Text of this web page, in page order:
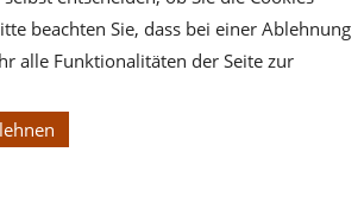
beachten Sie, dass bei einer Ablehnung
alle Funktionalitäten der Seite zur